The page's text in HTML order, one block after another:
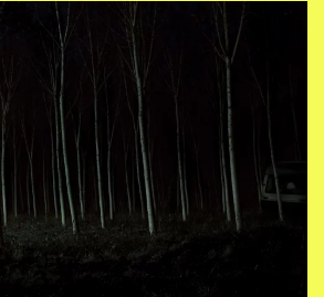
Inizio di una storia ….
Open